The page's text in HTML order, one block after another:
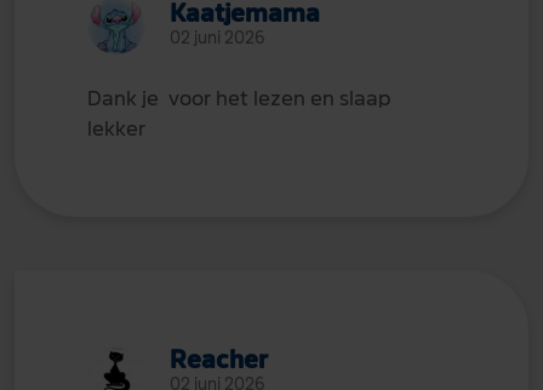
Kaatjemama
02 juni 2026
Dank je voor het lezen en slaap
lekker
Reacher
02 juni 2026